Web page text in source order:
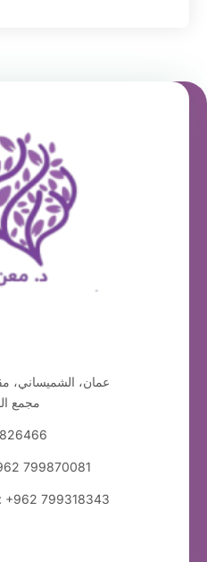
عمان، الشميساني،
- مجمع الحسيني
799870081
+962 799318343